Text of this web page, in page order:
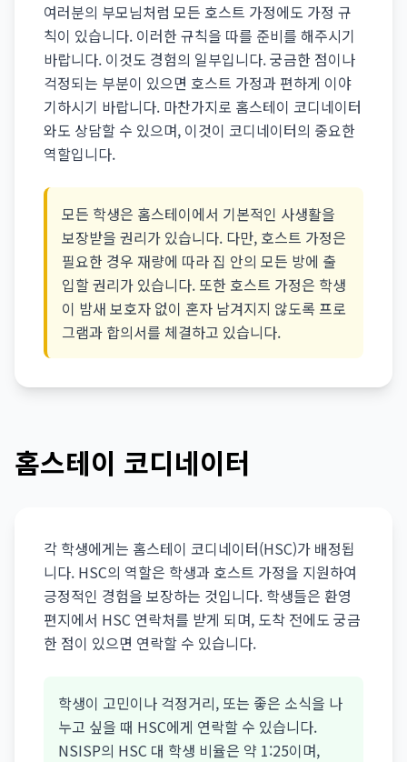
여러분의 부모님처럼 모든 호스트 가정에도 가정 규
칙이 있습니다. 이러한 규칙을 따를 준비를 해주시기
바랍니다. 이것도 경험의 일부입니다. 궁금한 점이나
걱정되는 부분이 있으면 호스트 가정과 편하게 이야
기하시기 바랍니다. 마찬가지로 홈스테이 코디네이터
와도 상담할 수 있으며, 이것이 코디네이터의 중요한
역할입니다.
모든 학생은 홈스테이에서 기본적인 사생활을
보장받을 권리가 있습니다. 다만, 호스트 가정은
필요한 경우 재량에 따라 집 안의 모든 방에 출
입할 권리가 있습니다. 또한 호스트 가정은 학생
이 밤새 보호자 없이 혼자 남겨지지 않도록 프로
그램과 합의서를 체결하고 있습니다.
홈스테이 코디네이터
각 학생에게는 홈스테이 코디네이터(HSC)가 배정됩
니다. HSC의 역할은 학생과 호스트 가정을 지원하여
긍정적인 경험을 보장하는 것입니다. 학생들은 환영
편지에서 HSC 연락처를 받게 되며, 도착 전에도 궁금
한 점이 있으면 연락할 수 있습니다.
학생이 고민이나 걱정거리, 또는 좋은 소식을 나
누고 싶을 때 HSC에게 연락할 수 있습니다.
NSISP의 HSC 대 학생 비율은 약 1:25이며,